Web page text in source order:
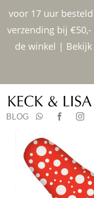
voor 17 uur
verzending bij
de winkel |
inhoud
BLOG